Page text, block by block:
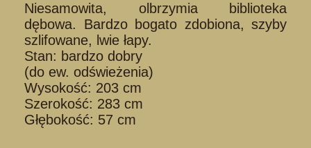
Niesamowita, olbrzymia biblioteka
dębowa. Bardzo bogato zdobiona, szyby
szlifowane, lwie łapy.
Stan: bardzo dobry
(do ew. odświeżenia)
Wysokość: 203 cm
Szerokość: 283 cm
Głębokość: 57 cm